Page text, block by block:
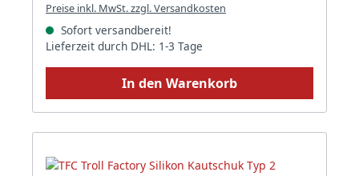
Preise inkl. MwSt. zzgl. Versandkosten
Sofort versandbereit!
Lieferzeit durch DHL: 1-3 Tage
In den Warenkorb